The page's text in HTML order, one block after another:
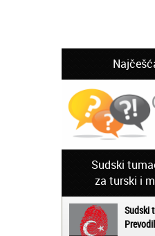
Sudski
za turski i
Sudski